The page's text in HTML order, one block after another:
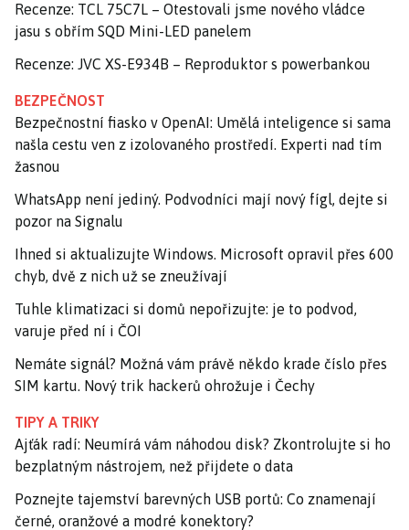
Recenze: TCL 75C7L – Otestovali jsme nového vládce
jasu s obřím SQD Mini-LED panelem
Recenze: JVC XS-E934B – Reproduktor s powerbankou
BEZPEČNOST
Bezpečnostní fiasko v OpenAI: Umělá inteligence si sama
našla cestu ven z izolovaného prostředí. Experti nad tím
žasnou
WhatsApp není jediný. Podvodníci mají nový fígl, dejte si
pozor na Signalu
Ihned si aktualizujte Windows. Microsoft opravil přes 600
chyb, dvě z nich už se zneužívají
Tuhle klimatizaci si domů nepořizujte: je to podvod,
varuje před ní i ČOI
Nemáte signál? Možná vám právě někdo krade číslo přes
SIM kartu. Nový trik hackerů ohrožuje i Čechy
TIPY A TRIKY
Ajťák radí: Neumírá vám náhodou disk? Zkontrolujte si ho
bezplatným nástrojem, než přijdete o data
Poznejte tajemství barevných USB portů: Co znamenají
černé, oranžové a modré konektory?